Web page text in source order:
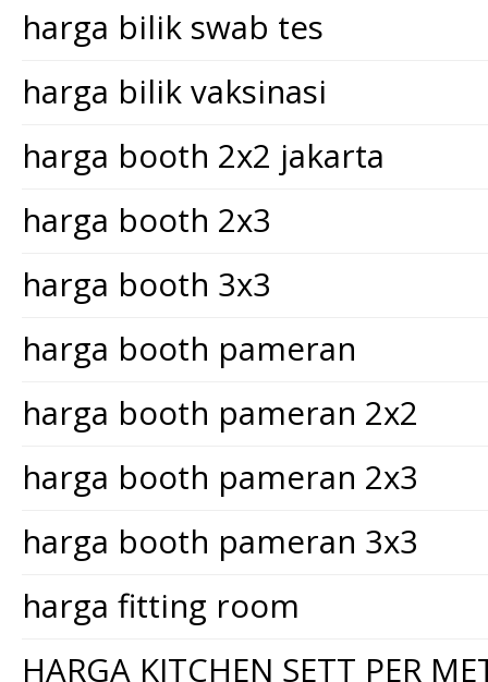
harga bilik swab tes
harga bilik vaksinasi
harga booth 2x2 jakarta
harga booth 2x3
harga booth 3x3
harga booth pameran
harga booth pameran 2x2
harga booth pameran 2x3
harga booth pameran 3x3
harga fitting room
HARGA KITCHEN SETT PER